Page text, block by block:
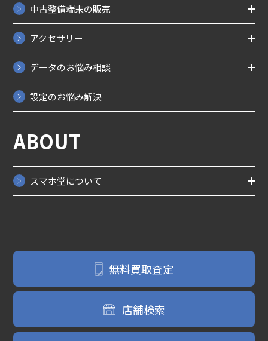
ABOUT
スマホ堂について
中古整備端末の販売
アクセサリー
データのお悩み相談
設定のお悩み解決
無料買取査定
店舗検索